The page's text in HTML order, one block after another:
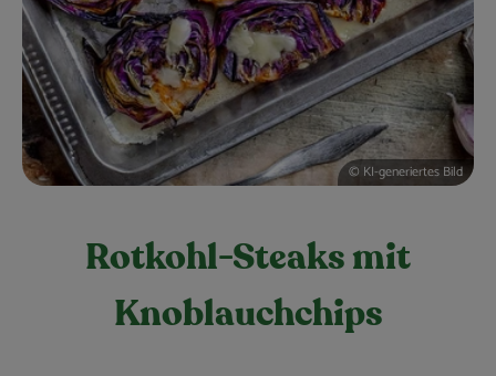
Obst & Gemüse
Kühltheke
Bäckerei
Vorratskammer
Kosmetik
Haus, Garten & Co.
© KI-generiertes Bild
Rotkohl-Steaks mit
Knoblauchchips